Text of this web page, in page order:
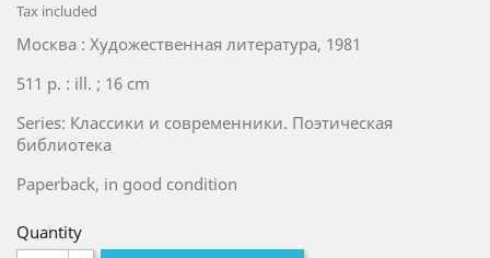
Tax included
Москва : Художественная литература, 1981
511 p. : ill. ; 16 cm
Series: Классики и современники. Поэтическая
библиотека
Paperback, in good condition
Quantity